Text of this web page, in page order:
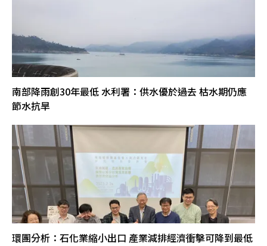
南部降雨創30年最低 水利署：供水優於過去 枯水期仍應
節水抗旱
環團分析：石化業縮小出口 產業減排經濟衝擊可降到最低